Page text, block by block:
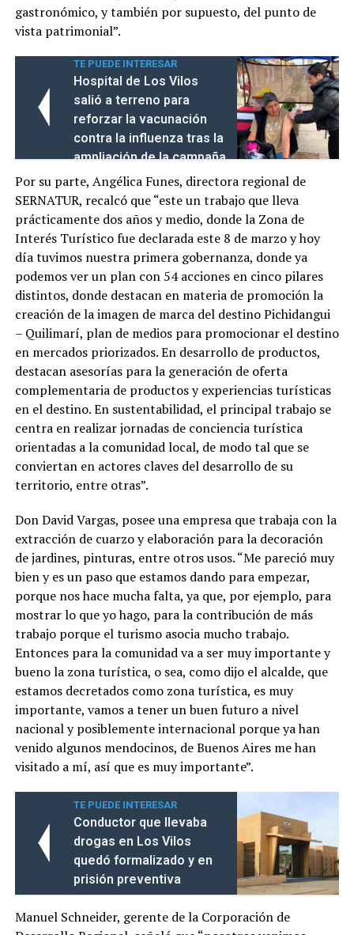
gastronómico, y también por supuesto, del punto de
vista patrimonial”.
TE PUEDE INTERESAR
Hospital de Los Vilos
salió a terreno para
reforzar la vacunación
contra la influenza tras la
ampliación de la campaña
Por su parte, Angélica Funes, directora regional de
SERNATUR, recalcó que “este un trabajo que lleva
prácticamente dos años y medio, donde la Zona de
Interés Turístico fue declarada este 8 de marzo y hoy
día tuvimos nuestra primera gobernanza, donde ya
podemos ver un plan con 54 acciones en cinco pilares
distintos, donde destacan en materia de promoción la
creación de la imagen de marca del destino Pichidangui
– Quilimarí, plan de medios para promocionar el destino
en mercados priorizados. En desarrollo de productos,
destacan asesorías para la generación de oferta
complementaria de productos y experiencias turísticas
en el destino. En sustentabilidad, el principal trabajo se
centra en realizar jornadas de conciencia turística
orientadas a la comunidad local, de modo tal que se
conviertan en actores claves del desarrollo de su
territorio, entre otras”.
Don David Vargas, posee una empresa que trabaja con la
extracción de cuarzo y elaboración para la decoración
de jardines, pinturas, entre otros usos. “Me pareció muy
bien y es un paso que estamos dando para empezar,
porque nos hace mucha falta, ya que, por ejemplo, para
mostrar lo que yo hago, para la contribución de más
trabajo porque el turismo asocia mucho trabajo.
Entonces para la comunidad va a ser muy importante y
bueno la zona turística, o sea, como dijo el alcalde, que
estamos decretados como zona turística, es muy
importante, vamos a tener un buen futuro a nivel
nacional y posiblemente internacional porque ya han
venido algunos mendocinos, de Buenos Aires me han
visitado a mí, así que es muy importante”.
TE PUEDE INTERESAR
Conductor que llevaba
drogas en Los Vilos
quedó formalizado y en
prisión preventiva
Manuel Schneider, gerente de la Corporación de